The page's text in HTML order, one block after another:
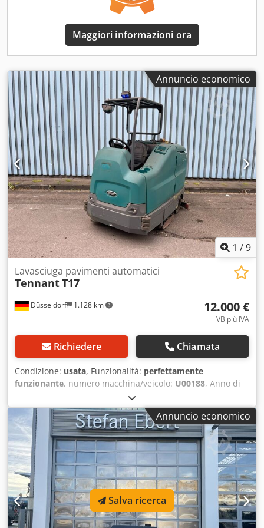
sedile, servoassistenza sterzo, Ubicazione del veicolo: in
transito, riferimento: Casa, 1 sedile pneumatico, lunotto
posteriore, specchietti retrovisori elettrici, specchietti
riscaldati, finestrino elettrico lato sinistro, finestrino
elettrico lato destro, climatizzatore, parasole, regolatore di
controllo della trazione (ASR), acceleratore a comando
costante, presa di forza ausiliaria, scarico rialzato, luci di
segnalazione a 360°, sospensioni a balestra e aria,
protezione sottoscocca, spazzola rotante, tettuccio apribile,
adesivo ambientale verde. Dcsdpfx Aszp Rz Ujn Hsk
Allestimento: spazzatrice Bucher-Schörling, modello
CityFant 60, capacità di circa 6 m³, serbatoio dell'acqua da
1500 litri, guida a destra. Ore di funzionamento della
spazzatrice rilevate: 3.689! Tutte le informazioni sono
fornite senza garanzia, in quanto il veicolo è in transito! LE
INFORMAZIONI SULL'ACCESSORI SONO FORNITE SENZA
GARANZIA, con riserva di modifiche, vendita e errori!
Maggiori informazioni ora
Annuncio economico
1 /9
Düsseldorf 1.128 km
Lavasciuga pavimenti automatici
TennantT17
12.000 €
VB più IVA
Richiedere Chiamata
Condizione: usata, Funzionalità: perfettamente
funzionante, numero macchina/veicolo: U00188, Anno di
, ore di funzionamento:
di costruzione:2.170 mm, peso a vuoto:2.750 kg,
lunghezza totale:2.370 mm, larghezza di costruzione:
1.450 mm, larghezza di spazzamento:1.450 mm, Lavatrici
a disco Dedpfx Aszqhh Ien Hjck Numero di telaio: U00188
Condizioni: Pronta all'uso e perfettamente funzionante
Condizioni tecniche: Ottime Tipo di pneumatici anteriori:
Gomma piena Tipo di pneumatici posteriori: Gomma piena
Voltaggio batteria: 36 V Capacità batteria: 930 Ah Tipo di
batteria: PzS Anno di fabbricazione batteria: 2015
Condizioni batteria: 60–80% Descrizione: Tennant T17, n.:
Annuncio economico
Salva ricerca